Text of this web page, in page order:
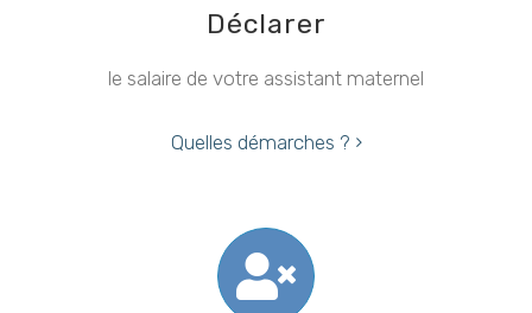
Déclarer
le salaire de votre assistant maternel
Quelles démarches ?